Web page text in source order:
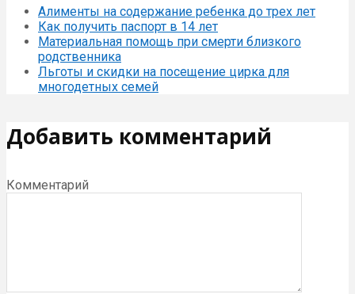
Алименты на содержание ребенка до трех лет
Как получить паспорт в 14 лет
Материальная помощь при смерти близкого
родственника
Льготы и скидки на посещение цирка для
многодетных семей
Добавить комментарий
Комментарий